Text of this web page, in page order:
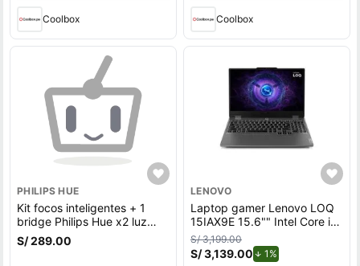
Coolbox Coolbox
PHILIPS HUE
Kit focos inteligentes + 1
bridge Philips Hue x2 luz
amarilla, wifi, 9w, tipo de
bombilla E27, zigbee
S/ 289.00
LENOVO
Laptop gamer Lenovo LOQ
15IAX9E 15.6"" Intel Core i5,
512GB SSD, 8GB RAM,
Windows 11 Home, gris
S/ 3,199.00
S/ 3,139.00 1%de descuento.